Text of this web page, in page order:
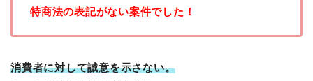
特商法の表記がない案件でした！
消費者に対して誠意を示さない。